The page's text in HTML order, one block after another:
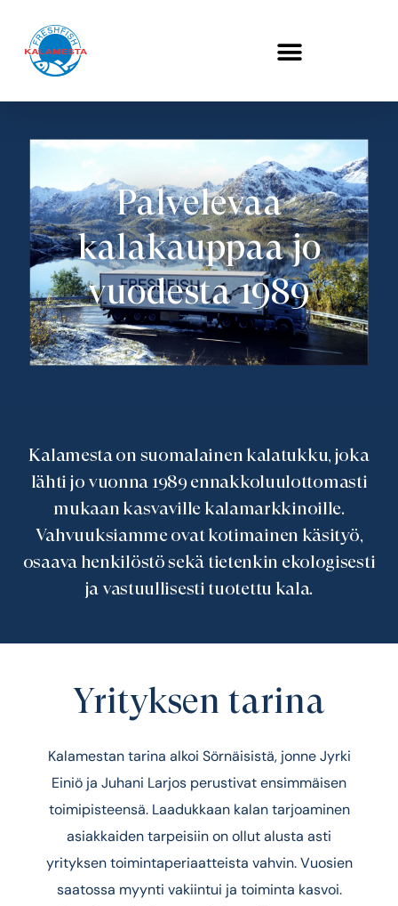
Palvelevaa
kalakauppaa jo
vuodesta 1989
Kalamesta on suomalainen kalatukku, joka
lähti jo vuonna 1989 ennakkoluulottomasti
mukaan kasvaville kalamarkkinoille.
Vahvuuksiamme ovat kotimainen käsityö,
osaava henkilöstö sekä tietenkin ekologisesti
ja vastuullisesti tuotettu kala.
Yrityksen tarina
Kalamestan tarina alkoi Sörnäisistä, jonne Jyrki
Einiö ja Juhani Larjos perustivat ensimmäisen
toimipisteensä. Laadukkaan kalan tarjoaminen
asiakkaiden tarpeisiin on ollut alusta asti
yrityksen toiminta­periaatteista vahvin. Vuosien
saatossa myynti vakiintui ja toiminta kasvoi.